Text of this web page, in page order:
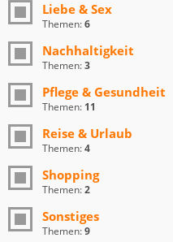
Liebe & Sex
Themen:6
Nachhaltigkeit
Themen:3
Pflege & Gesundheit
Themen: 11
Reise & Urlaub
Themen:4
Shopping
Themen:2
Sonstiges
Themen:9